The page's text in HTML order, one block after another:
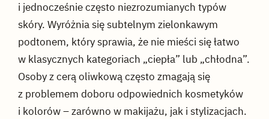
i jednocześnie często niezrozumianych typów
skóry. Wyróżnia się subtelnym zielonkawym
podtonem, który sprawia, że nie mieści się łatwo
w klasycznych kategoriach „ciepła” lub „chłodna”.
Osoby z cerą oliwkową często zmagają się
z problemem doboru odpowiednich kosmetyków
i kolorów – zarówno w makijażu, jak i stylizacjach.